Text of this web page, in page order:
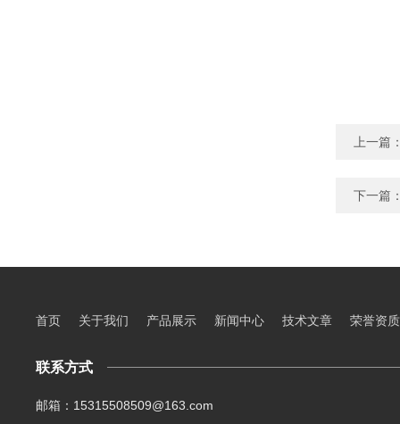
上一篇
下一篇
首页 关于我们 产品展示 新闻中心 技术文章 荣誉资质
联系方式
邮箱：15315508509@163.com